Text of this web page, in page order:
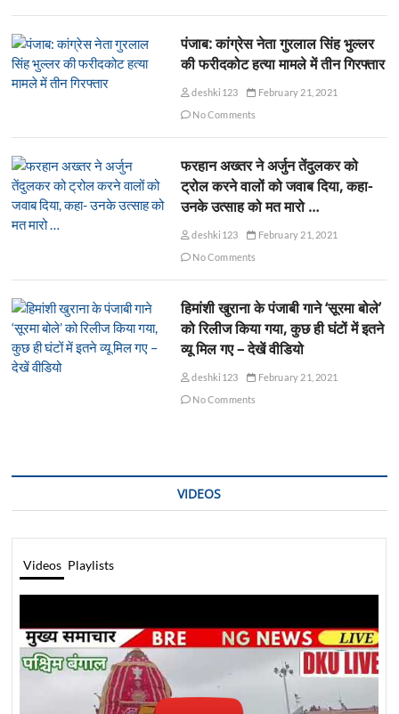
पंजाब: कांग्रेस नेता गुरलाल सिंह भुल्लर
की फरीदकोट हत्या मामले में तीन गिरफ्तार
deshki123
February 21, 2021
No Comments
फरहान अख्तर ने अर्जुन तेंदुलकर को
ट्रोल करने वालों को जवाब दिया, कहा-
उनके उत्साह को मत मारो …
deshki123
February 21, 2021
No Comments
हिमांशी खुराना के पंजाबी गाने ‘सूरमा बोले’
को रिलीज किया गया, कुछ ही घंटों में इतने
व्यू मिल गए – देखें वीडियो
deshki123
February 21, 2021
No Comments
VIDEOS
Videos Playlists